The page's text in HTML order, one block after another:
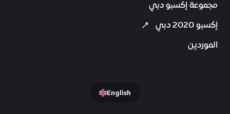
مجموعة إكسبو دبي
إكسبو 2020 دبي
الموردين
English